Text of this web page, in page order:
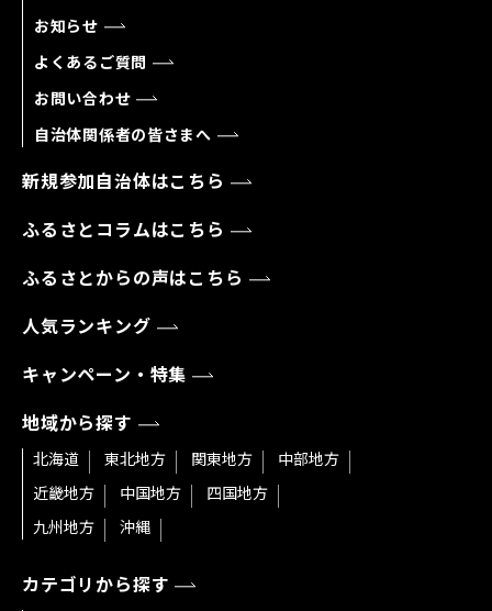
お知らせ
よくあるご質問
お問い合わせ
自治体関係者の皆さまへ
新規参加自治体はこちら
ふるさとコラムはこちら
ふるさとからの声はこちら
人気ランキング
キャンペーン・特集
地域から探す
北海道 東北地方 関東地方
中部地方
近畿地方
中国地方
四国地方
九州地方
沖縄
カテゴリから探す